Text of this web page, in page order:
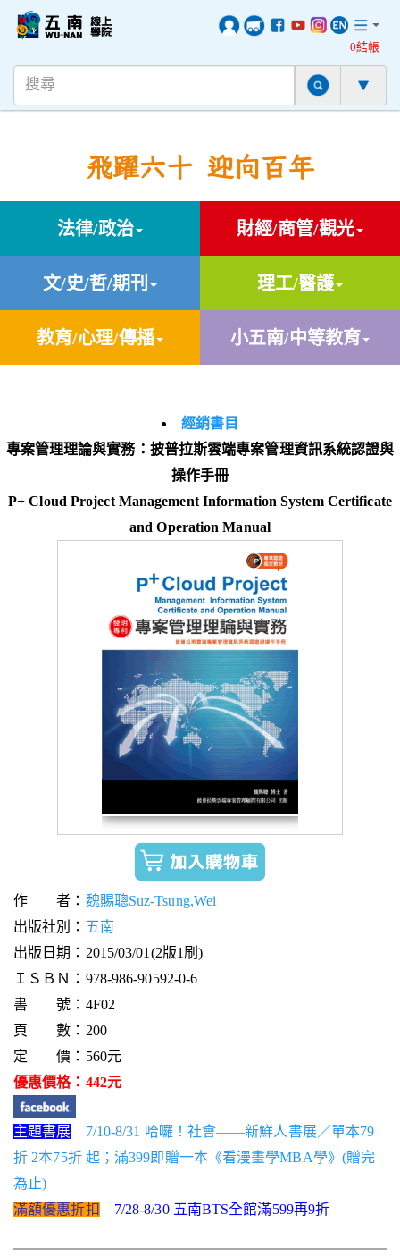
0結帳
飛躍六十 迎向百年
法律/政治 財經/商管/觀光
文/史/哲/期刊 理工/醫護
教育/心理/傳播 小五南/中等教育
經銷書目
專案管理理論與實務：披普拉斯雲端專案管理資訊系統認證與
操作手冊
P+ Cloud Project Management Information System Certificate
and Operation Manual
作 者： 魏賜聰Suz-Tsung,Wei
出版社別： 五南
出版日期：2015/03/01(2版1刷)
ＩＳＢＮ：978-986-90592-0-6
書 號：4F02
頁 數：200
定 價：560元
優惠價格：442元
主題書展
7/10-8/31 哈囉！社會——新鮮人書展／單本79
折 2本75折 起；滿399即贈一本《看漫畫學MBA學》(贈完
為止)
滿額優惠折扣
7/28-8/30 五南BTS全館滿599再9折